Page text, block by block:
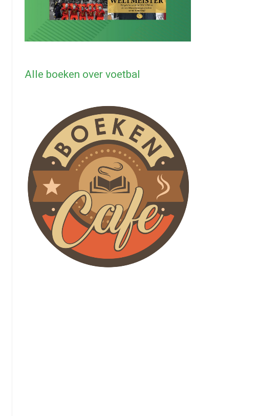
Alle boeken over voetbal